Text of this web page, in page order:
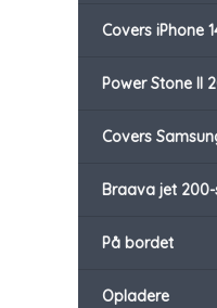
Covers iPhone
Power Stone II
Covers
Braava jet
På bordet
Opladere